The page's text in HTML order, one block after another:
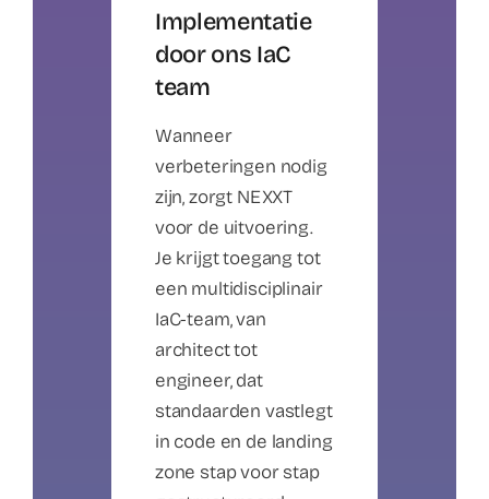
Implementatie
door ons IaC
team
Wanneer
verbeteringen nodig
zijn, zorgt NEXXT
voor de uitvoering.
Je krijgt toegang tot
een multidisciplinair
IaC-team, van
architect tot
engineer, dat
standaarden vastlegt
in code en de landing
zone stap voor stap